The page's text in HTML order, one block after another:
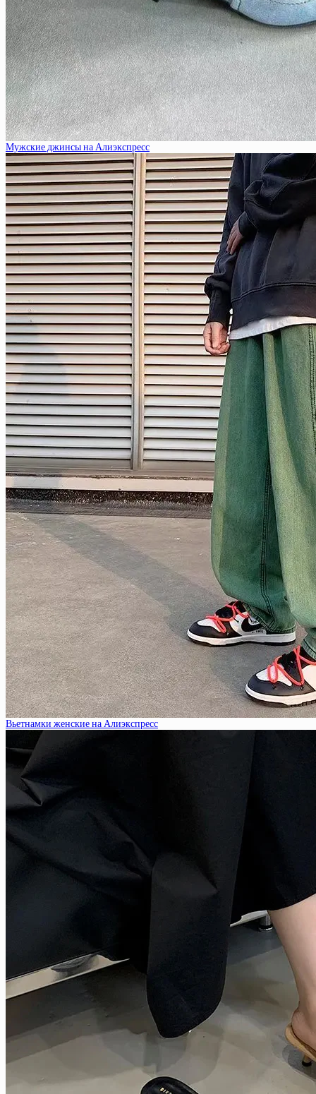
Мужские джинсы на Алиэкспресс
Вьетнамки женские на Алиэкспресс